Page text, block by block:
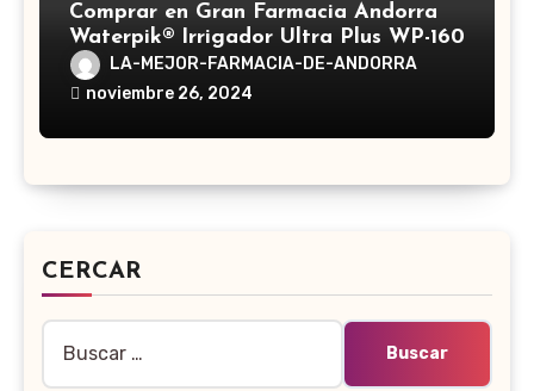
Comprar en Gran Farmacia Andorra
Waterpik® Irrigador Ultra Plus WP-160
LA-MEJOR-FARMACIA-DE-ANDORRA
noviembre 26, 2024
CERCAR